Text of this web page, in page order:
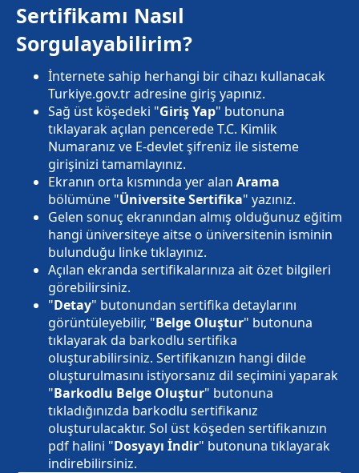
Sertifikamı Nasıl
Sorgulayabilirim?
İnternete sahip herhangi bir cihazı kullanacak
Turkiye.gov.tr adresine giriş yapınız.
Sağ üst köşedeki "Giriş Yap" butonuna
tıklayarak açılan pencerede T.C. Kimlik
Numaranız ve E-devlet şifreniz ile sisteme
girişinizi tamamlayınız.
Ekranın orta kısmında yer alan Arama
bölümüne "Üniversite Sertifika" yazınız.
Gelen sonuç ekranından almış olduğunuz eğitim
hangi üniversiteye aitse o üniversitenin isminin
bulunduğu linke tıklayınız.
Açılan ekranda sertifikalarınıza ait özet bilgileri
görebilirsiniz.
"Detay" butonundan sertifika detaylarını
görüntüleyebilir, "Belge Oluştur" butonuna
tıklayarak da barkodlu sertifika
oluşturabilirsiniz. Sertifikanızın hangi dilde
oluşturulmasını istiyorsanız dil seçimini yaparak
"Barkodlu Belge Oluştur" butonuna
tıkladığınızda barkodlu sertifikanız
oluşturulacaktır. Sol üst köşeden sertifikanızın
pdf halini "Dosyayı İndir" butonuna tıklayarak
indirebilirsiniz.